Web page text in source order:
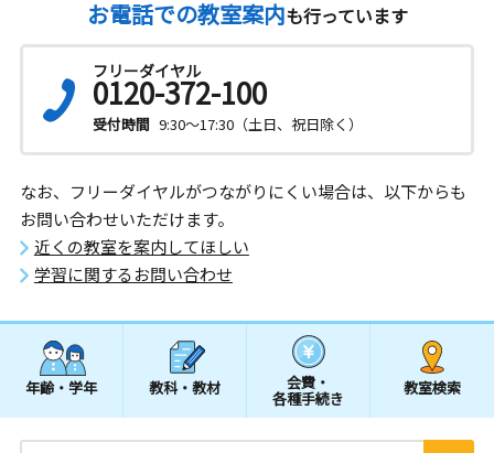
お電話での教室案内も行っています
フリーダイヤル
0120-372-100
受付時間 9:30～17:30（土日、祝日除く）
なお、フリーダイヤルがつながりにくい場合は、以下からも
お問い合わせいただけます。
近くの教室を案内してほしい
学習に関するお問い合わせ
年齢・学年 教科・教材 会費・
各種手続き
教室検索